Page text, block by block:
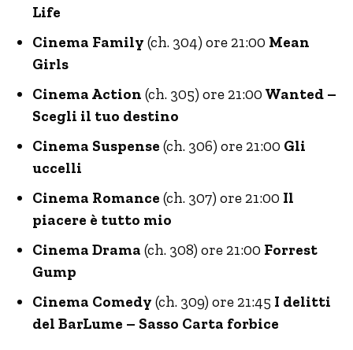
Life
Cinema Family (ch. 304) ore 21:00 Mean
Girls
Cinema Action (ch. 305) ore 21:00 Wanted –
Scegli il tuo destino
Cinema Suspense (ch. 306) ore 21:00 Gli
uccelli
Cinema Romance (ch. 307) ore 21:00 Il
piacere è tutto mio
Cinema Drama (ch. 308) ore 21:00 Forrest
Gump
Cinema Comedy (ch. 309) ore 21:45 I delitti
del BarLume – Sasso Carta forbice